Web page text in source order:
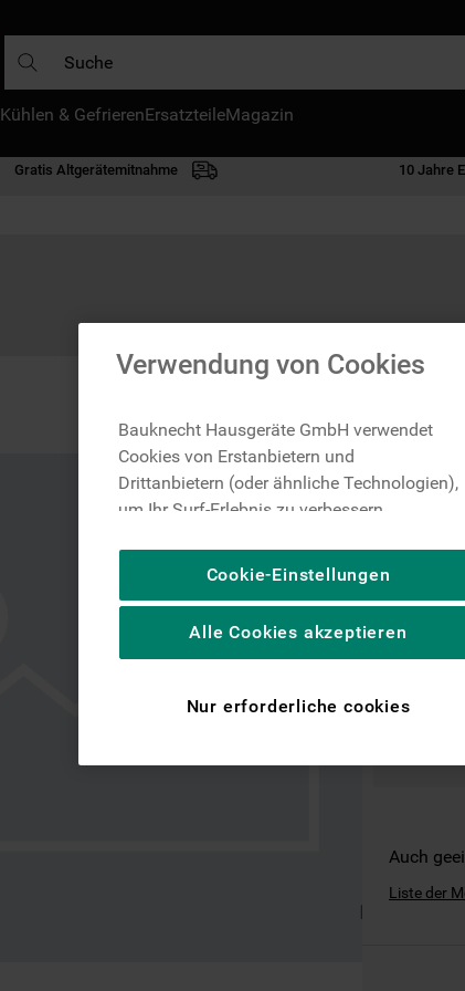
Kühlen & GefrierenErsatzteileMagazin
Gratis Altgerätemitnahme 10 Jahre
Auf
Ist dies
Where
Auch
Liste der
Verwendung von Cookies
Bauknecht Hausgeräte GmbH verwendet
Cookies von Erstanbietern und
Drittanbietern (oder ähnliche Technologien),
um Ihr Surf-Erlebnis zu verbessern
um die redaktionellen Inhalte der Website
basierend auf Ihrer Nutzung der Website zu
personalisieren, die Funktionalität der
spezifische Funktionen anzubieten
(einschließlich über Drittanbieter und auf
Plattformen, beispielsweise Google LLC –
Cookie-Einstellungen
Nur erforderliche cookies
Alle Cookies akzeptieren
DIE HÄUFIGSTEN SUCHANFRAGEN
gefrierschrank